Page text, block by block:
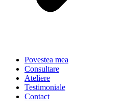
Povestea mea
Consultare
Ateliere
Testimoniale
Contact